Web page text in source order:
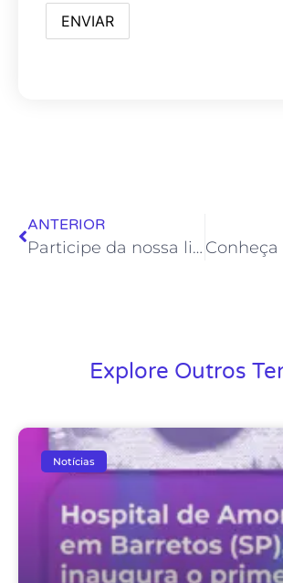
ANTERIOR
Participe da nossa live sobre o resgate do feminino na jornada contra o melanoma
Explore Outros
Notícias